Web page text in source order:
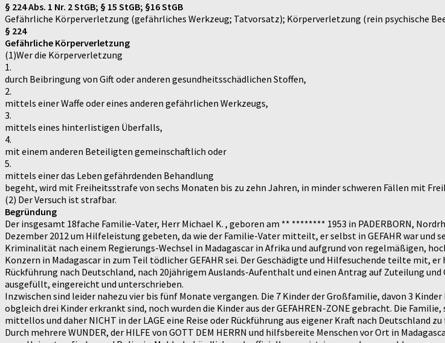
§ 224 Abs. 1 Nr. 2 StGB; § 15 StGB; §16 StGB
Gefährliche Körperverletzung (gefährliches Werkzeug; Tatvorsatz); Körperverletzung (rein psychische
§ 224
Gefährliche Körperverletzung
(1)Wer die Körperverletzung
1.
durch Beibringung von Gift oder anderen gesundheitsschädlichen Stoffen,
2.
mittels einer Waffe oder eines anderen gefährlichen Werkzeugs,
3.
mittels eines hinterlistigen Überfalls,
4.
mit einem anderen Beteiligten gemeinschaftlich oder
5.
mittels einer das Leben gefährdenden Behandlung
begeht, wird mit Freiheitsstrafe von sechs Monaten bis zu zehn Jahren, in minder schweren Fällen mit
(2) Der Versuch ist strafbar.
Begründung
Der insgesamt 18fache Familie-Vater, Herr Michael K. , geboren am ** ******** 1953 in PADERBORN,
Dezember 2012 um Hilfeleistung gebeten, da wie der Familie-Vater mitteilt, er selbst in GEFAHR war
Kriminalität nach einem Regierungs-Wechsel in Madagascar in Afrika und aufgrund von regelmäßigen,
Konzern in Madagascar in zum Teil tödlicher GEFAHR sei. Der Geschädigte und Hilfesuchende teilte mit,
Rückführung nach Deutschland, nach 20jährigem Auslands-Aufenthalt und einen Antrag auf Zuteilung
ausgefüllt, eingereicht und unterschrieben.
Inzwischen sind leider nahezu vier bis fünf Monate vergangen. Die 7 Kinder der Großfamilie, davon 3
obgleich drei Kinder erkrankt sind, noch wurden die Kinder aus der GEFAHREN-ZONE gebracht. Die
mittellos und daher NICHT in der LAGE eine Reise oder Rückführung aus eigener Kraft nach Deutschland
Durch mehrere WUNDER, der HILFE von GOTT DEM HERRN und hilfsbereite Menschen vor Ort in